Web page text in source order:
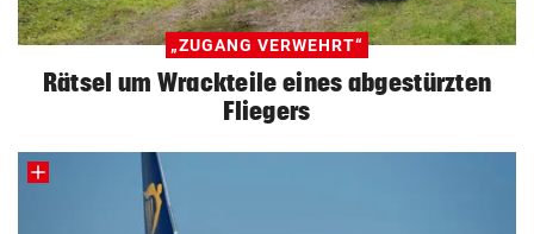
„ZUGANG VERWEHRT“
Rätsel um Wrackteile eines abgestürzten
Fliegers